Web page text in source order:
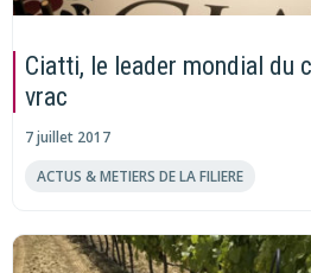
Ciatti, le leader mondial du
vrac
7 juillet 2017
ACTUS & METIERS DE LA FILIERE